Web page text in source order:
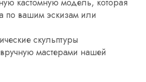
по вашим эскизам или
скульптуры
мастерами нашей